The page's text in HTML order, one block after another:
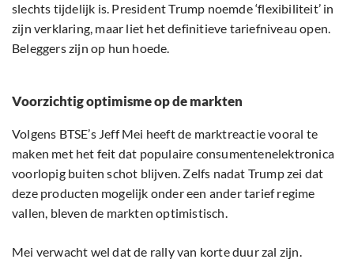
slechts tijdelijk is. President Trump noemde ‘flexibiliteit’ in
zijn verklaring, maar liet het definitieve tariefniveau open.
Beleggers zijn op hun hoede.
Voorzichtig optimisme op de markten
Volgens BTSE’s Jeff Mei heeft de marktreactie vooral te
maken met het feit dat populaire consumentenelektronica
voorlopig buiten schot blijven. Zelfs nadat Trump zei dat
deze producten mogelijk onder een ander tarief regime
vallen, bleven de markten optimistisch.
Mei verwacht wel dat de rally van korte duur zal zijn.